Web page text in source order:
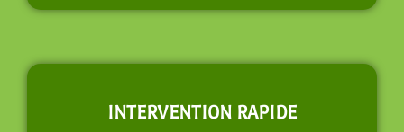
INTERVENTION RAPIDE